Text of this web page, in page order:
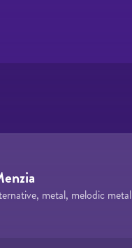
metal, melodic metal